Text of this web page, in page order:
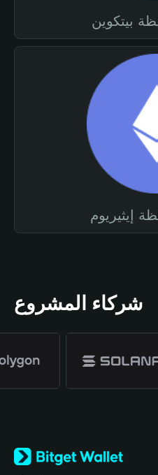
شركاء المشروع